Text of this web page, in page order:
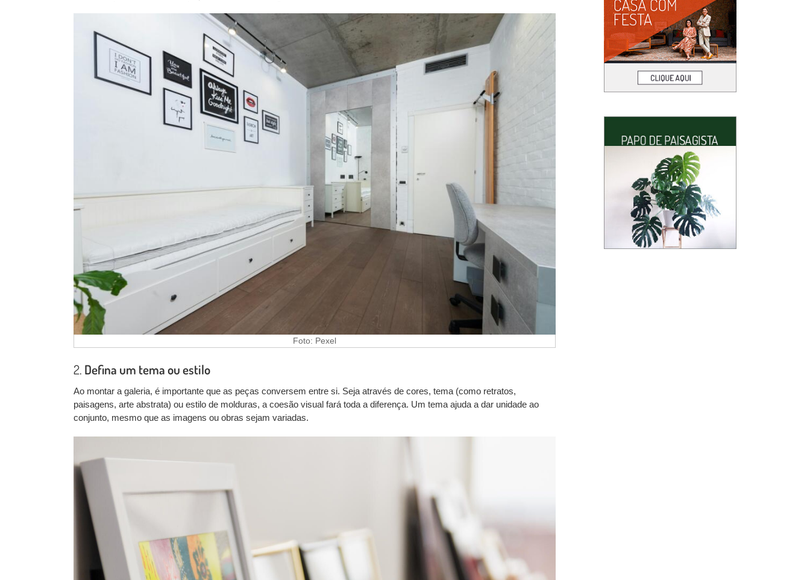
Foto: Pexel
2. Defina um tema ou estilo
Ao montar a galeria, é importante que as peças conversem entre si. Seja através de cores, tema (como retratos,
paisagens, arte abstrata) ou estilo de molduras, a coesão visual fará toda a diferença. Um tema ajuda a dar unidade ao
conjunto, mesmo que as imagens ou obras sejam variadas.